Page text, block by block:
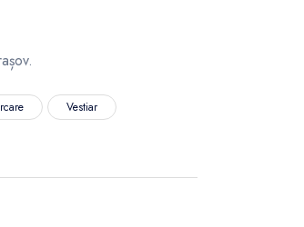
Vestiar